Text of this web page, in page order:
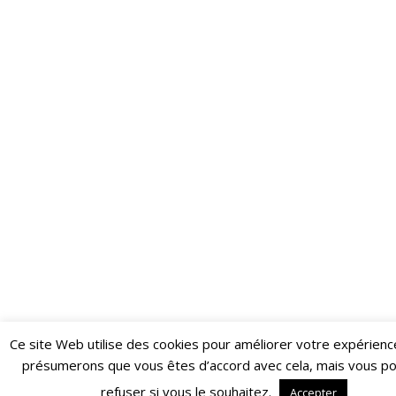
Restez informé·e des dernières actualités du Poing !
ABONNEZ-VOUS À LA NEWSLETTER
Ce site Web utilise des cookies pour améliorer votre
présumerons que vous êtes d’accord avec cela, mais vous
refuser si vous le souhaitez.
Accepter